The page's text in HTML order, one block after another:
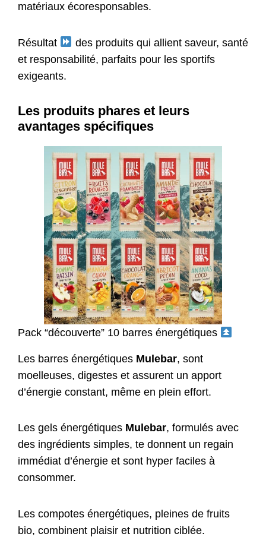
matériaux écoresponsables.
Résultat
des produits qui allient saveur, santé
et responsabilité, parfaits pour les sportifs
exigeants.
Les produits phares et leurs
avantages spécifiques
Pack “découverte” 10 barres énergétiques
Les barres énergétiques Mulebar, sont
moelleuses, digestes et assurent un apport
d’énergie constant, même en plein effort.
Les gels énergétiques Mulebar, formulés avec
des ingrédients simples, te donnent un regain
immédiat d’énergie et sont hyper faciles à
consommer.
Les compotes énergétiques, pleines de fruits
bio, combinent plaisir et nutrition ciblée.